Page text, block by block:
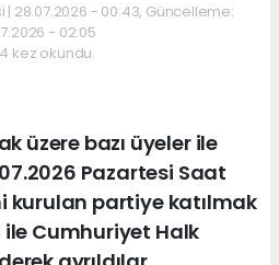
28.07.2026 - 00:43, Güncelleme:
- 02:05
kez okundu.
üzere bazı üyeler ile
Pazartesi Saat
kurulan partiye katılmak
Cumhuriyet Halk